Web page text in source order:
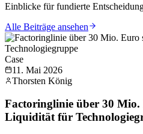
Einblicke für fundierte
Alle Beiträge ansehen
Case
11. Mai 2026
Thorsten König
Factoringlinie über 30 Mio.
Liquidität für